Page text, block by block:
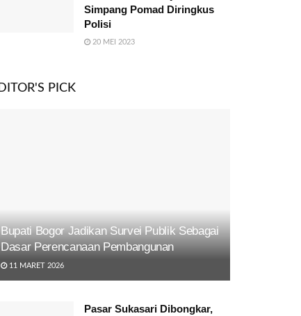
Simpang Pomad Diringkus
Polisi
20 MEI 2023
PICK
Bupati Bogor Jadikan Survei Publik Sebagai
Dasar Perencanaan Pembangunan
11 MARET 2026
Pasar Sukasari Dibongkar,